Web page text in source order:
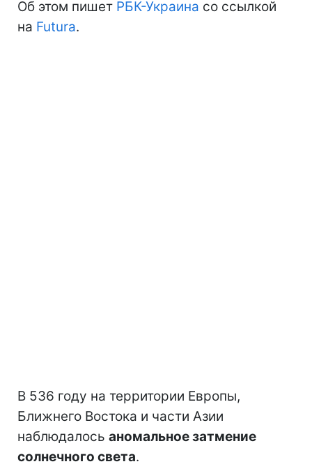
Об этом пишет РБК-Украина со ссылкой
на Futura.
В 536 году на территории Европы,
Ближнего Востока и части Азии
наблюдалось аномальное затмение
солнечного света.